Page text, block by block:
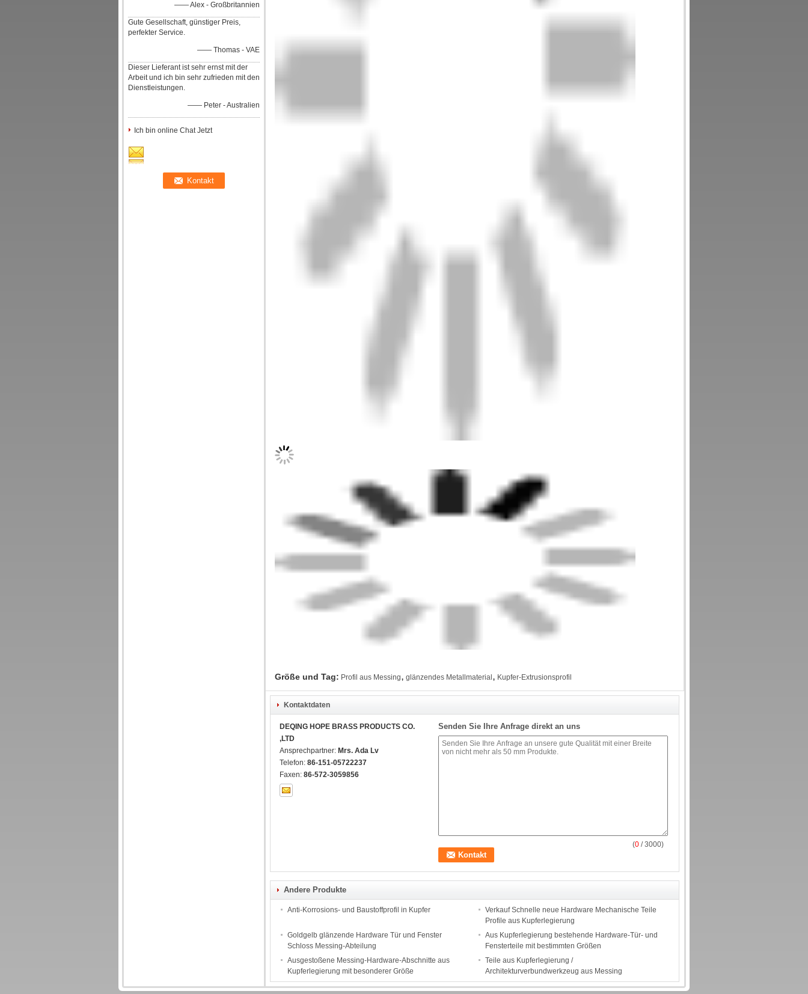
—— Alex - Großbritannien
Gute Gesellschaft, günstiger Preis,
perfekter Service.
—— Thomas - VAE
Dieser Lieferant ist sehr ernst mit der
Arbeit und ich bin sehr zufrieden mit den
Dienstleistungen.
—— Peter - Australien
Ich bin online Chat Jetzt
Größe und Tag: Profil aus Messing, glänzendes Metallmaterial , Kupfer-Extrusionsprofil
Kontaktdaten
DEQING HOPE BRASS PRODUCTS CO.
,LTD
Ansprechpartner: Mrs. Ada Lv
Telefon: 86-151-05722237
Faxen: 86-572-3059856
Senden Sie Ihre Anfrage direkt an uns
(0 / 3000)
Andere Produkte
Anti-Korrosions- und Baustoffprofil in Kupfer
Verkauf Schnelle neue Hardware Mechanische Teile
Profile aus Kupferlegierung
Goldgelb glänzende Hardware Tür und Fenster
Schloss Messing-Abteilung
Aus Kupferlegierung bestehende Hardware-Tür- und
Fensterteile mit bestimmten Größen
Ausgestoßene Messing-Hardware-Abschnitte aus
Kupferlegierung mit besonderer Größe
Teile aus Kupferlegierung /
Architekturverbundwerkzeug aus Messing